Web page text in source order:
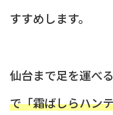
すすめします。
仙台まで足を運べ
で「霜ばしらハン